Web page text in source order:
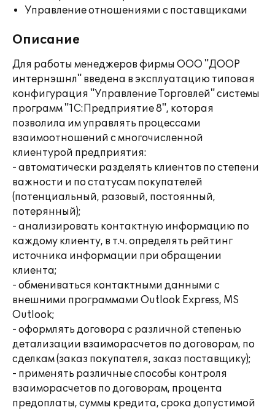
Управление отношениями с поставщиками
Описание
Для работы менеджеров фирмы ООО "ДООР
интернэшнл" введена в эксплуатацию типовая
конфигурация "Управление Торговлей" системы
программ "1С:Предприятие 8", которая
позволила им управлять процессами
взаимоотношений с многочисленной
клиентурой предприятия:
- автоматически разделять клиентов по степени
важности и по статусам покупателей
(потенциальный, разовый, постоянный,
потерянный);
- анализировать контактную информацию по
каждому клиенту, в т.ч. определять рейтинг
источника информации при обращении
клиента;
- обмениваться контактными данными с
внешними программами Outlook Express, MS
Outlook;
- оформлять договора с различной степенью
детализации взаиморасчетов по договорам, по
сделкам (заказ покупателя, заказ поставщику);
- применять различные способы контроля
взаиморасчетов по договорам, процента
предоплаты, суммы кредита, срока допустимой